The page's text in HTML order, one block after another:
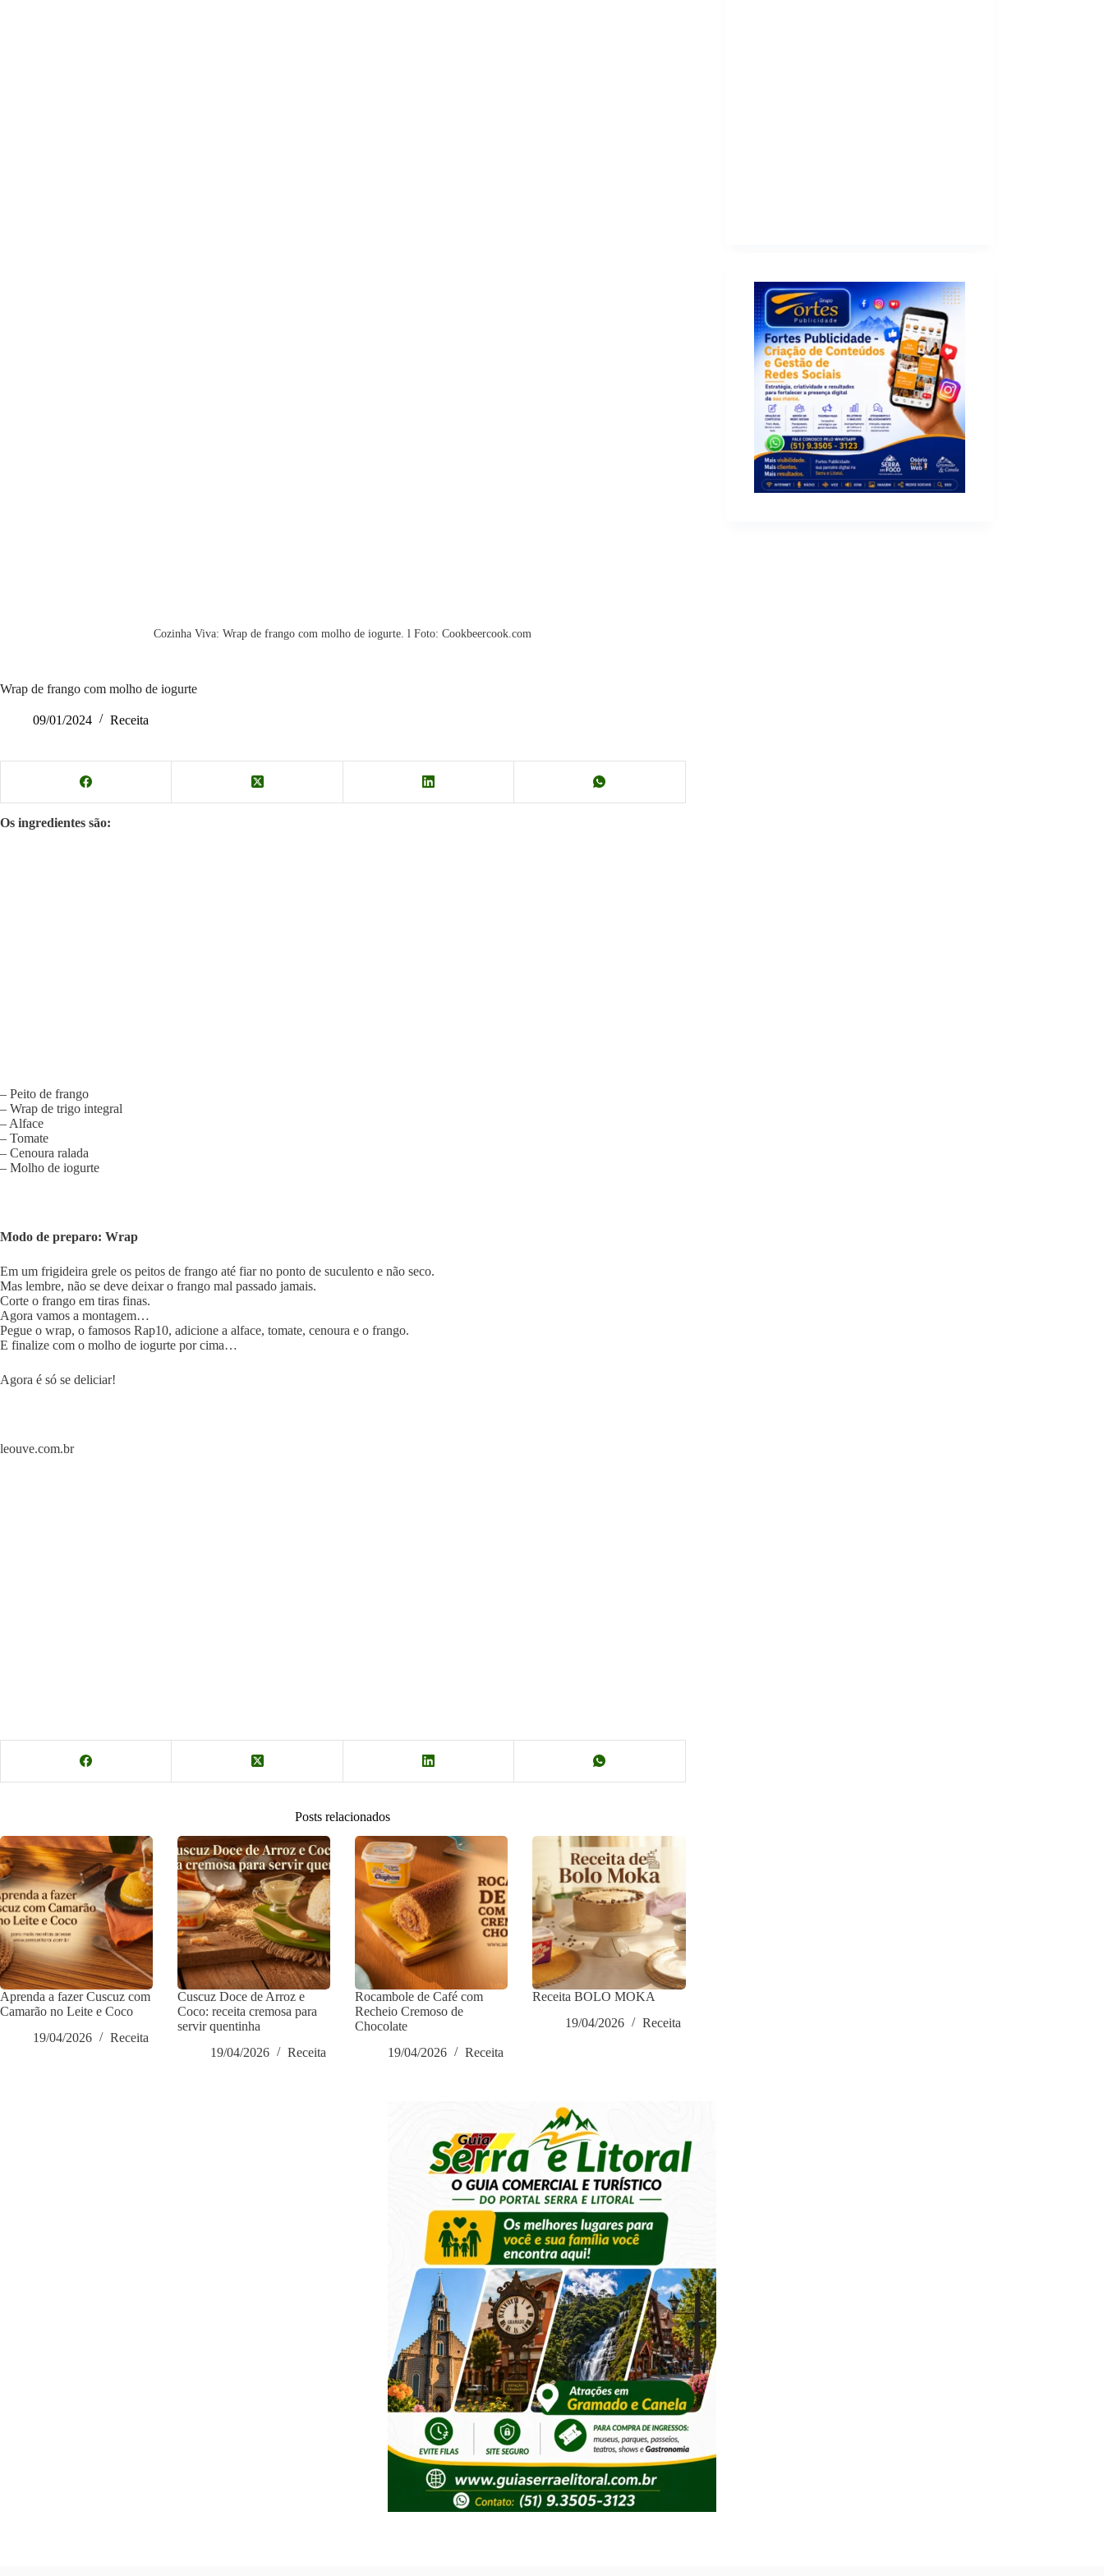
Cozinha Viva: Wrap de frango com molho de iogurte. l Foto: Cookbeercook.com
Wrap de frango com molho de iogurte
09/01/2024 Receita
Os ingredientes são:
– Peito de frango
– Wrap de trigo integral
– Alface
– Tomate
– Cenoura ralada
– Molho de iogurte
Modo de preparo: Wrap
Em um frigideira grele os peitos de frango até fiar no ponto de suculento e não seco.
Mas lembre, não se deve deixar o frango mal passado jamais.
Corte o frango em tiras finas.
Agora vamos a montagem…
Pegue o wrap, o famosos Rap10, adicione a alface, tomate, cenoura e o frango.
E finalize com o molho de iogurte por cima…
Agora é só se deliciar!
leouve.com.br
Posts relacionados
Aprenda a fazer Cuscuz com
Camarão no Leite e Coco
19/04/2026
Receita
Cuscuz Doce de Arroz e
Coco: receita cremosa para
servir quentinha
19/04/2026
Receita
Rocambole de Café com
Recheio Cremoso de
Chocolate
19/04/2026
Receita
Receita BOLO MOKA
19/04/2026
Receita